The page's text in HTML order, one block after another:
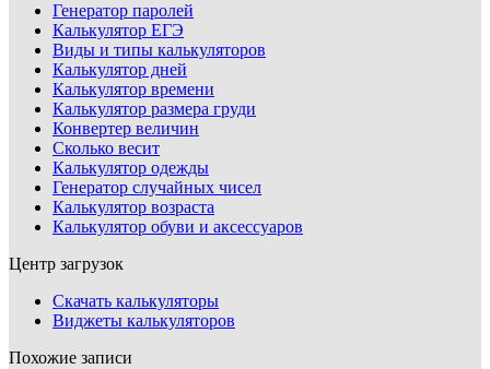
Генератор паролей
Калькулятор ЕГЭ
Виды и типы калькуляторов
Калькулятор дней
Калькулятор времени
Калькулятор размера груди
Конвертер величин
Сколько весит
Калькулятор одежды
Генератор случайных чисел
Калькулятор возраста
Калькулятор обуви и аксессуаров
Центр загрузок
Скачать калькуляторы
Виджеты калькуляторов
Похожие записи